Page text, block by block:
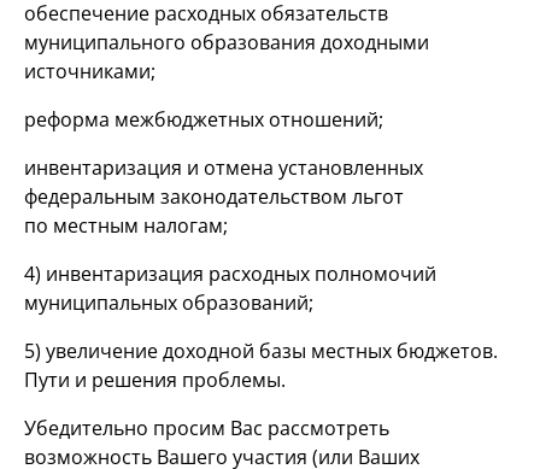
обеспечение расходных обязательств
муниципального образования доходными
источниками;
реформа межбюджетных отношений;
инвентаризация и отмена установленных
федеральным законодательством льгот
по местным налогам;
4) инвентаризация расходных полномочий
муниципальных образований;
5) увеличение доходной базы местных бюджетов.
Пути и решения проблемы.
Убедительно просим Вас рассмотреть
возможность Вашего участия (или Ваших